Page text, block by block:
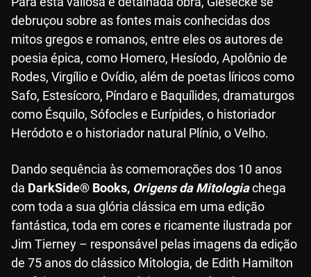
debruçou sobre as fontes mais conhecidas dos
mitos gregos e romanos, entre eles os autores de
poesia épica, como Homero, Hesíodo, Apolônio de
Rodes, Virgílio e Ovídio, além de poetas líricos como
Safo, Estesícoro, Píndaro e Baquílides, dramaturgos
como Ésquilo, Sófocles e Eurípides, o historiador
Heródoto e o historiador natural Plínio, o Velho.
Dando sequência às comemorações dos 10 anos
da DarkSide® Books, Origens da Mitologiachega
com toda a sua glória clássica em uma edição
fantástica, toda em cores e ricamente ilustrada por
Jim Tierney – responsável pelas imagens da edição
de 75 anos do clássico Mitologia, de Edith Hamilton